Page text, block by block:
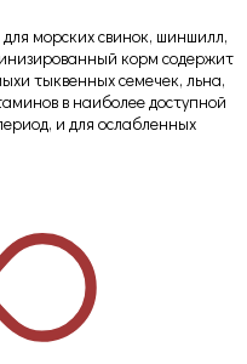
морских свинок, шиншилл,
корм содержит
тыквенных семечек, льна,
в наиболее доступной
и для ослабленных